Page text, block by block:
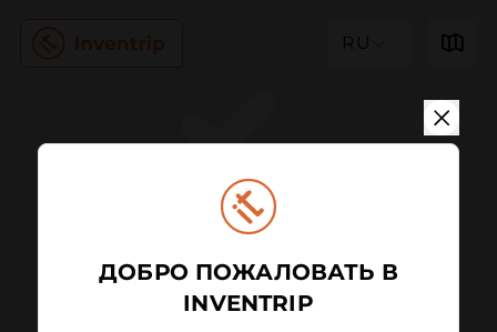
RU
ДОБРО ПОЖАЛОВАТЬ В
INVENTRIP